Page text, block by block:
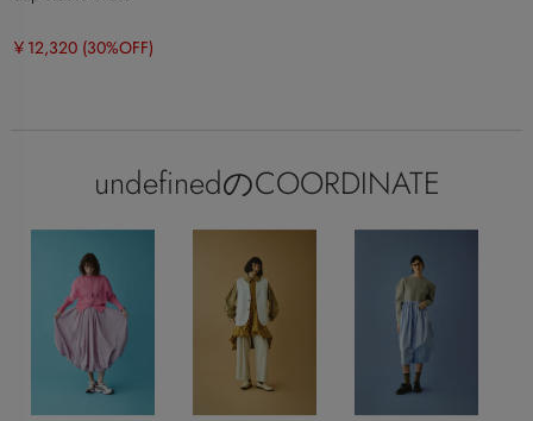
￥12,320 (30%OFF)
undefinedのCOORDINATE